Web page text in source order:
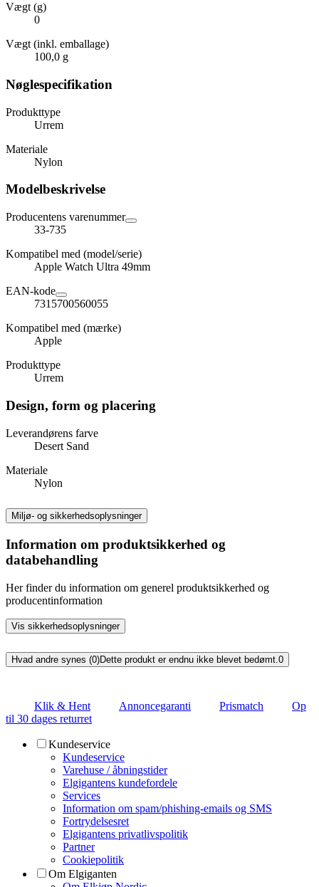
Vægt (g)
0
Vægt (inkl. emballage)
100,0 g
Nøglespecifikation
Produkttype
Urrem
Materiale
Nylon
Modelbeskrivelse
Producentens varenummer
33-735
Kompatibel med (model/serie)
Apple Watch Ultra 49mm
EAN-kode
7315700560055
Kompatibel med (mærke)
Apple
Produkttype
Urrem
Design, form og placering
Leverandørens farve
Desert Sand
Materiale
Nylon
Miljø- og sikkerhedsoplysninger
Information om produktsikkerhed og
databehandling
Her finder du information om generel produktsikkerhed og
producentinformation
Vis sikkerhedsoplysninger
Hvad andre synes (0)Dette produkt er endnu ikke blevet bedømt.0
Klik & Hent Annoncegaranti Prismatch
Op
til 30 dages returret
Kundeservice
Kundeservice
Varehuse / åbningstider
Elgigantens kundefordele
Services
Information om spam/phishing-emails og SMS
Fortrydelsesret
Elgigantens privatlivspolitik
Partner
Cookiepolitik
Om Elgiganten